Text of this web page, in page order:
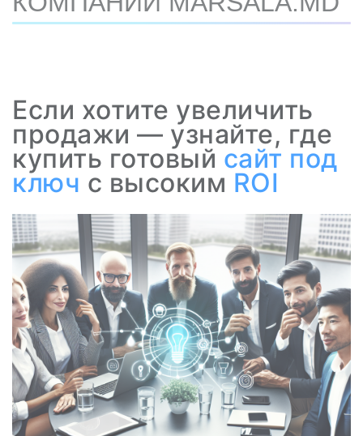
Если хотите увеличить
продажи — узнайте, где
купить готовый сайт под
ключ с высоким ROI